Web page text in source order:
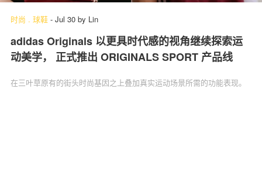
时尚 . 球鞋 - Jul 30 by Lin
adidas Originals 以更具时代感的视角继续探索运
动美学， 正式推出 ORIGINALS SPORT 产品线
在三叶草原有的街头时尚基因之上叠加真实运动场景所需的功能表现。